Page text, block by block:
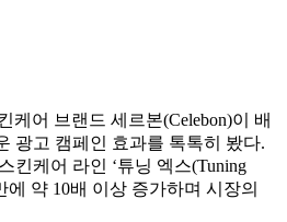
케어 브랜드 세르본(Celebon)이 배
광고 캠페인 효과를 톡톡히 봤다.
킨케어 라인 ‘튜닝 엑스(Tuning
에 약 10배 이상 증가하며 시장의